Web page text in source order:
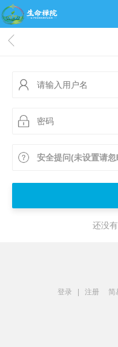
安全提问(未设置请忽
还没
登录 注册 简